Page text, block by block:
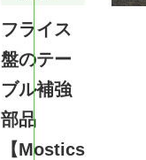
フライス
盤のテー
ブル補強
部品
【Mostics